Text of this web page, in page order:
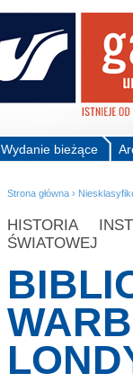
Wydanie bieżące
Strona główna ›
HISTORIA
ŚWIATOWEJ